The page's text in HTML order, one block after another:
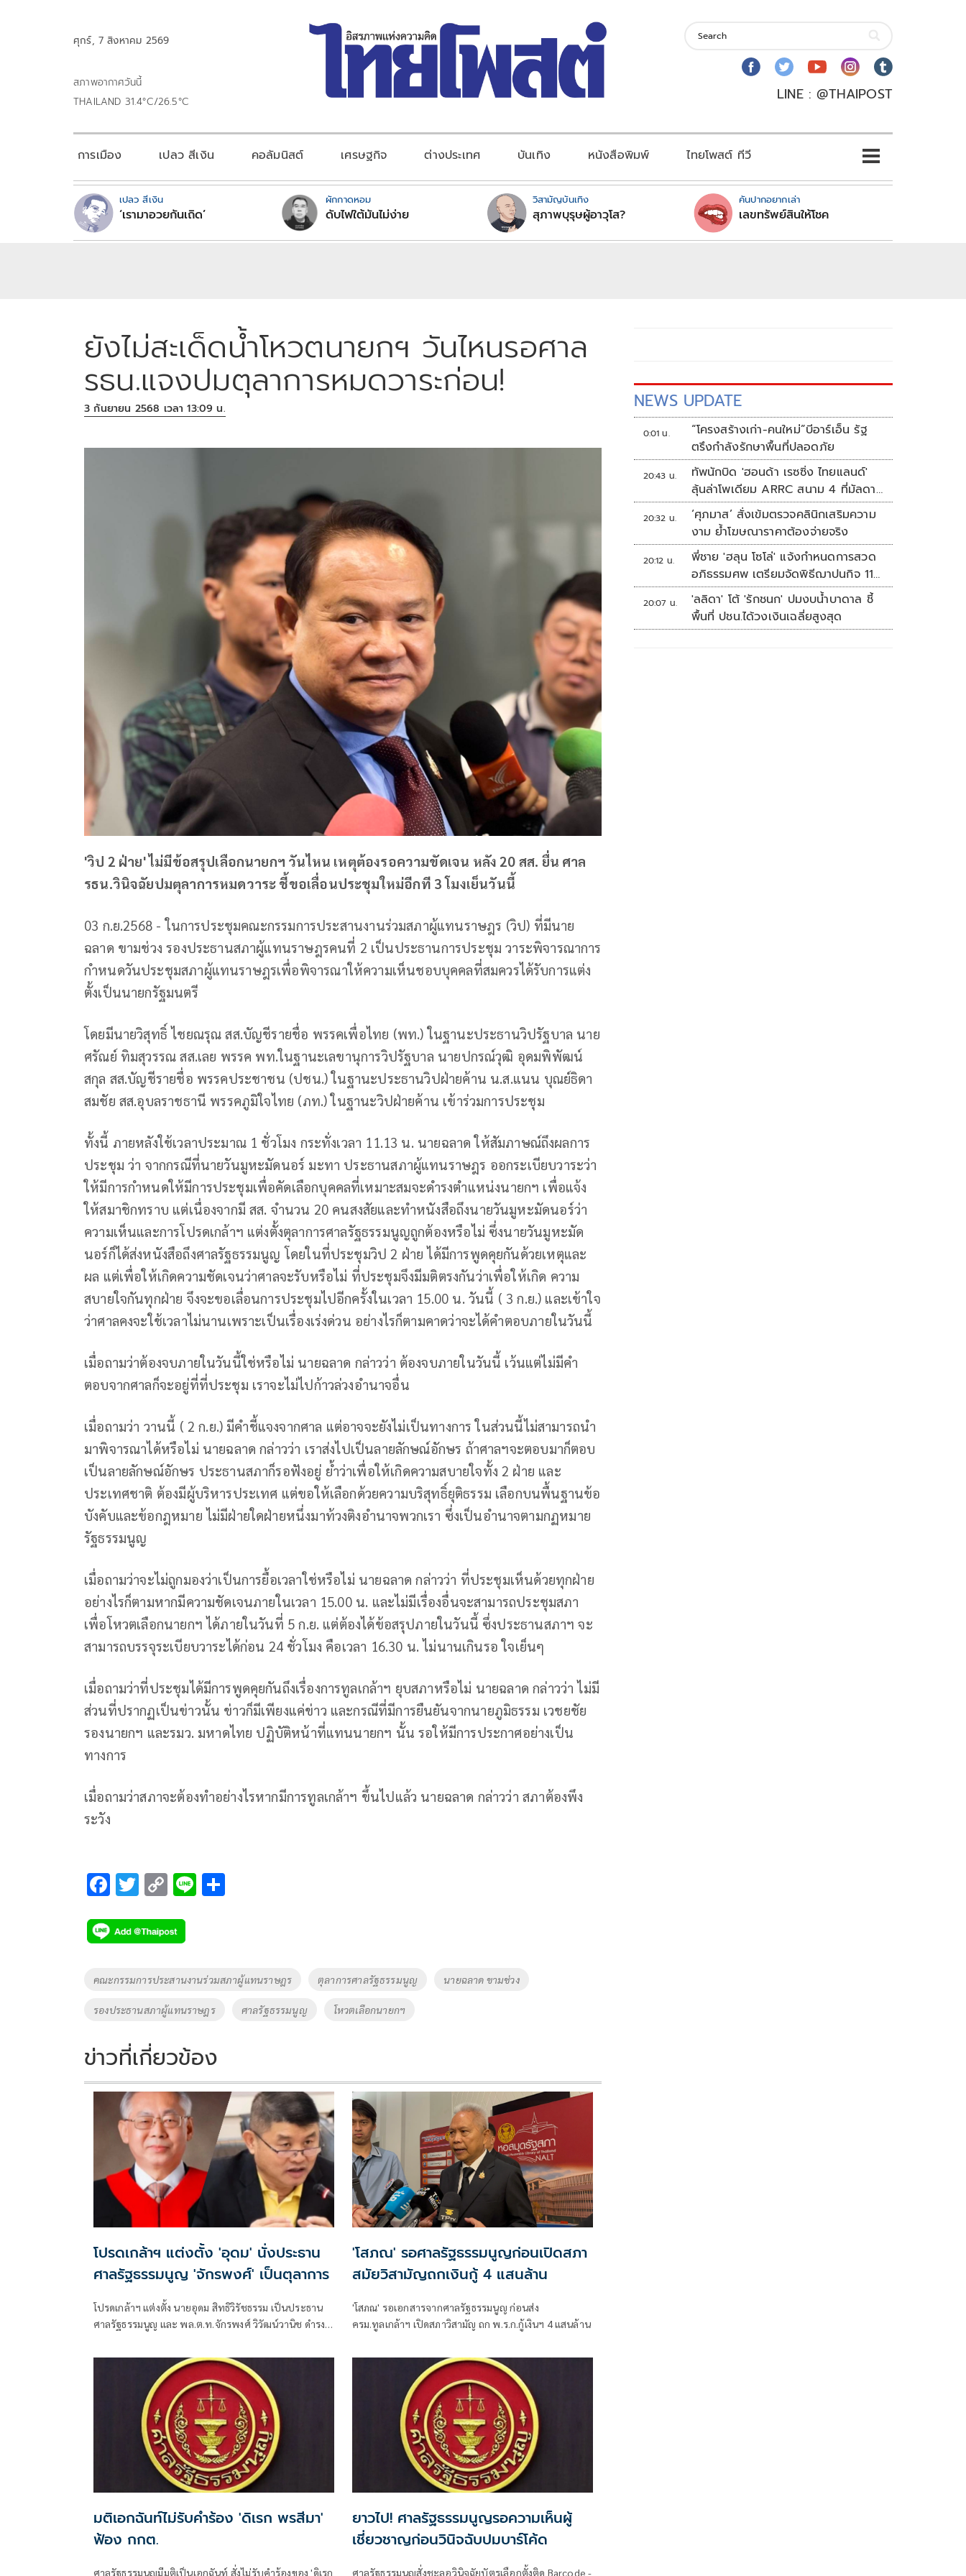
ศุกร์, 7 สิงหาคม 2569
สภาพอากาศวันนี้
THAILAND 31.4°C/26.5°C
LINE : @THAIPOST
การเมือง เปลว สีเงิน คอลัมนิสต์ เศรษฐกิจ ต่างประเทศ บันเทิง หนังสือพิมพ์ ไทยโพสต์ ทีวี
เปลว สีเงิน
‘เรามาอวยกันเถิด’
ผักกาดหอม
ดับไฟใต้มันไม่ง่าย
วิสามัญบันเทิง
สุภาพบุรุษผู้อาวุโส?
คันปากอยากเล่า
เลขทรัพย์สินให้โชค
ยังไม่สะเด็ดน้ำโหวตนายกฯ วันไหนรอศาล
รธน.แจงปมตุลาการหมดวาระก่อน!
3 กันยายน 2568 เวลา 13:09 น.
'วิป 2 ฝ่าย' ไม่มีข้อสรุปเลือกนายกฯ วันไหน เหตุต้องรอความขัดเจน หลัง 20 สส. ยื่น ศาล
รธน.วินิจฉัยปมตุลาการหมดวาระ ชี้ขอเลื่อนประชุมใหม่อีกที 3 โมงเย็นวันนี้
03 ก.ย.2568 - ในการประชุมคณะกรรมการประสานงานร่วมสภาผู้แทนราษฎร (วิป) ที่มีนาย
ฉลาด ขามช่วง รองประธานสภาผู้แทนราษฎรคนที่ 2 เป็นประธานการประชุม วาระพิจารณาการ
กำหนดวันประชุมสภาผู้แทนราษฎรเพื่อพิจารณาให้ความเห็นชอบบุคคลที่สมควรได้รับการแต่ง
ตั้งเป็นนายกรัฐมนตรี
โดยมีนายวิสุทธิ์ ไชยณรุณ สส.บัญชีรายชื่อ พรรคเพื่อไทย (พท.) ในฐานะประธานวิปรัฐบาล นาย
ศรัณย์ ทิมสุวรรณ สส.เลย พรรค พท.ในฐานะเลขานุการวิปรัฐบาล นายปกรณ์วุฒิ อุดมพิพัฒน์
สกุล สส.บัญชีรายชื่อ พรรคประชาชน (ปชน.) ในฐานะประธานวิปฝ่ายค้าน น.ส.แนน บุณย์ธิดา
สมชัย สส.อุบลราชธานี พรรคภูมิใจไทย (ภท.) ในฐานะวิปฝ่ายค้าน เข้าร่วมการประชุม
ทั้งนี้ ภายหลังใช้เวลาประมาณ 1 ชั่วโมง กระทั่งเวลา 11.13 น. นายฉลาด ให้สัมภาษณ์ถึงผลการ
ประชุม ว่า จากกรณีที่นายวันมูหะมัดนอร์ มะทา ประธานสภาผู้แทนราษฎร ออกระเบียบวาระว่า
ให้มีการกำหนดให้มีการประชุมเพื่อคัดเลือกบุคคลที่เหมาะสมจะดำรงตำแหน่งนายกฯ เพื่อแจ้ง
ให้สมาชิกทราบ แต่เนื่องจากมี สส. จำนวน 20 คนสงสัยและทำหนังสือถึงนายวันมูหะมัดนอร์ว่า
ความเห็นและการโปรดเกล้าฯ แต่งตั้งตุลาการศาลรัฐธรรมนูญถูกต้องหรือไม่ ซึ่งนายวันมูหะมัด
นอร์ก็ได้ส่งหนังสือถึงศาลรัฐธรรมนูญ โดยในที่ประชุมวิป 2 ฝ่าย ได้มีการพูดคุยกันด้วยเหตุและ
ผล แต่เพื่อให้เกิดความชัดเจนว่าศาลจะรับหรือไม่ ที่ประชุมจึงมีมติตรงกันว่าเพื่อให้เกิด ความ
สบายใจกันทุกฝ่าย จึงจะขอเลื่อนการประชุมไปอีกครั้งในเวลา 15.00 น. วันนี้ ( 3 ก.ย.) และเข้าใจ
ว่าศาลคงจะใช้เวลาไม่นานเพราะเป็นเรื่องเร่งด่วน อย่างไรก็ตามคาดว่าจะได้คำตอบภายในวันนี้
เมื่อถามว่าต้องจบภายในวันนี้ใช่หรือไม่ นายฉลาด กล่าวว่า ต้องจบภายในวันนี้ เว้นแต่ไม่มีคำ
ตอบจากศาลก็จะอยู่ที่ที่ประชุม เราจะไม่ไปก้าวล่วงอำนาจอื่น
เมื่อถามว่า วานนี้ ( 2 ก.ย.) มีคำชี้แจงจากศาล แต่อาจจะยังไม่เป็นทางการ ในส่วนนี้ไม่สามารถนำ
มาพิจารณาได้หรือไม่ นายฉลาด กล่าวว่า เราส่งไปเป็นลายลักษณ์อักษร ถ้าศาลฯจะตอบมาก็ตอบ
เป็นลายลักษณ์อักษร ประธานสภาก็รอฟังอยู่ ย้ำว่าเพื่อให้เกิดความสบายใจทั้ง 2 ฝ่าย และ
ประเทศชาติ ต้องมีผู้บริหารประเทศ แต่ขอให้เลือกด้วยความบริสุทธิ์ยุติธรรม เลือกบนพื้นฐานข้อ
บังคับและข้อกฎหมาย ไม่มีฝ่ายใดฝ่ายหนึ่งมาท้วงติงอำนาจพวกเรา ซึ่งเป็นอำนาจตามกฏหมาย
รัฐธรรมนูญ
เมื่อถามว่าจะไม่ถูกมองว่าเป็นการยื้อเวลาใช่หรือไม่ นายฉลาด กล่าวว่า ที่ประชุมเห็นด้วยทุกฝ่าย
อย่างไรก็ตามหากมีความชัดเจนภายในเวลา 15.00 น. และไม่มีเรื่องอื่นจะสามารถประชุมสภา
เพื่อโหวตเลือกนายกฯ ได้ภายในวันที่ 5 ก.ย. แต่ต้องได้ข้อสรุปภายในวันนี้ ซึ่งประธานสภาฯ จะ
สามารถบรรจุระเบียบวาระได้ก่อน 24 ชั่วโมง คือเวลา 16.30 น. ไม่นานเกินรอ ใจเย็นๆ
เมื่อถามว่าที่ประชุมได้มีการพูดคุยกันถึงเรื่องการทูลเกล้าฯ ยุบสภาหรือไม่ นายฉลาด กล่าวว่า ไม่มี
ส่วนที่ปรากฏเป็นข่าวนั้น ข่าวก็มีเพียงแค่ข่าว และกรณีที่มีการยืนยันจากนายภูมิธรรม เวชยชัย
รองนายกฯ และรมว. มหาดไทย ปฏิบัติหน้าที่แทนนายกฯ นั้น รอให้มีการประกาศอย่างเป็น
ทางการ
เมื่อถามว่าสภาจะต้องทำอย่างไรหากมีการทูลเกล้าฯ ขึ้นไปแล้ว นายฉลาด กล่าวว่า สภาต้องพึง
ระวัง
F
e
b
o
o
k
T
tt
er
C
p
y
Li
n
k
Li
Tags
คณะกรรมการประสานงานร่วมสภาผู้แทนราษฎร ตุลาการศาลรัฐธรรมนูญ นายฉลาด ขามช่วง
รองประธานสภาผู้แทนราษฎร ศาลรัฐธรรมนูญ โหวตเลือกนายกฯ
ข่าวที่เกี่ยวข้อง
โปรดเกล้าฯ แต่งตั้ง 'อุดม' นั่งประธาน
ศาลรัฐธรรมนูญ 'จักรพงศ์' เป็นตุลาการ
โปรดเกล้าฯ แต่งตั้ง นายอุดม สิทธิวิรัชธรรม เป็นประธาน
ศาลรัฐธรรมนูญ และ พล.ต.ท.จักรพงศ์ วิวัฒน์วานิช ดำรง
กรกฎาคม 2569 เป็นต้นไป
'โสภณ' รอศาลรัฐธรรมนูญก่อนเปิดสภา
สมัยวิสามัญถกเงินกู้ 4 แสนล้าน
'โสภณ' รอเอกสารจากศาลรัฐธรรมนูญ ก่อนส่ง
ครม.ทูลเกล้าฯ เปิดสภาวิสามัญ ถก พ.ร.ก.กู้เงินฯ 4 แสนล้าน
มติเอกฉันท์ไม่รับคำร้อง 'ดิเรก พรสีมา'
ฟ้อง กกต.
ศาลรัฐธรรมนูญมีมติเป็นเอกฉันท์ สั่งไม่รับคำร้องของ 'ดิเรก
ยาวไป! ศาลรัฐธรรมนูญรอความเห็นผู้
เชี่ยวชาญก่อนวินิจฉับปมบาร์โค้ด
ศาลรัฐธรรมนูญสั่งชะลอวินิจฉัยบัตรเลือกตั้งติด Barcode -
NEWS UPDATE
0:01 น.
“โครงสร้างเก่า-คนใหม่”บีอาร์เอ็น รัฐ
ตรึงกำลังรักษาพื้นที่ปลอดภัย
20:43 น.
ทัพนักบิด 'ฮอนด้า เรซซิ่ง ไทยแลนด์'
ลุ้นล่าโพเดียม ARRC สนาม 4 ที่มัลดาลิ
กา
20:32 น.
‘ศุภมาส’ สั่งเข้มตรวจคลินิกเสริมความ
งาม ย้ำโฆษณาราคาต้องจ่ายจริง
20:12 น.
พี่ชาย 'ฮลุน โซโล่' แจ้งกำหนดการสวด
อภิธรรมศพ เตรียมจัดพิธีฌาปนกิจ 11
ส.ค.
20:07 น.
'ลลิดา' โต้ 'รักชนก' ปมงบน้ำบาดาล ชี้
พื้นที่ ปชน.ได้วงเงินเฉลี่ยสูงสุด